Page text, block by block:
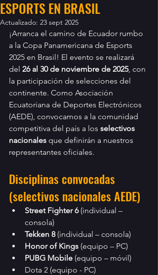
ESPORTS EN BRASIL
Actualizado: 23 sept 2025
¡Arranca el camino de Ecuador rumbo
a la Copa Panamericana de Esports
2025 en Brasil! El evento se realizará
del 26 al 30 de noviembre de 2025, con
la participación de selecciones del
continente. Como Asociación
Ecuatoriana de Deportes Electrónicos
(AEDE), convocamos a la comunidad
competitiva del país a los selectivos
nacionales que definirán a nuestros
representantes oficiales.
Disciplinas convocadas
(selectivos nacionales AEDE)
Street Fighter 6 (individual –
consola)
Tekken 8 (individual – consola)
Honor of Kings (equipo – PC)
PUBG Mobile (equipo – móvil)
Dota 2 (equipo - PC)